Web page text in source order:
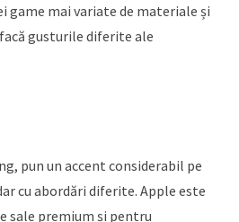
game mai variate de materiale și
gusturile diferite ale
pun un accent considerabil pe
cu abordări diferite. Apple este
sale premium și pentru